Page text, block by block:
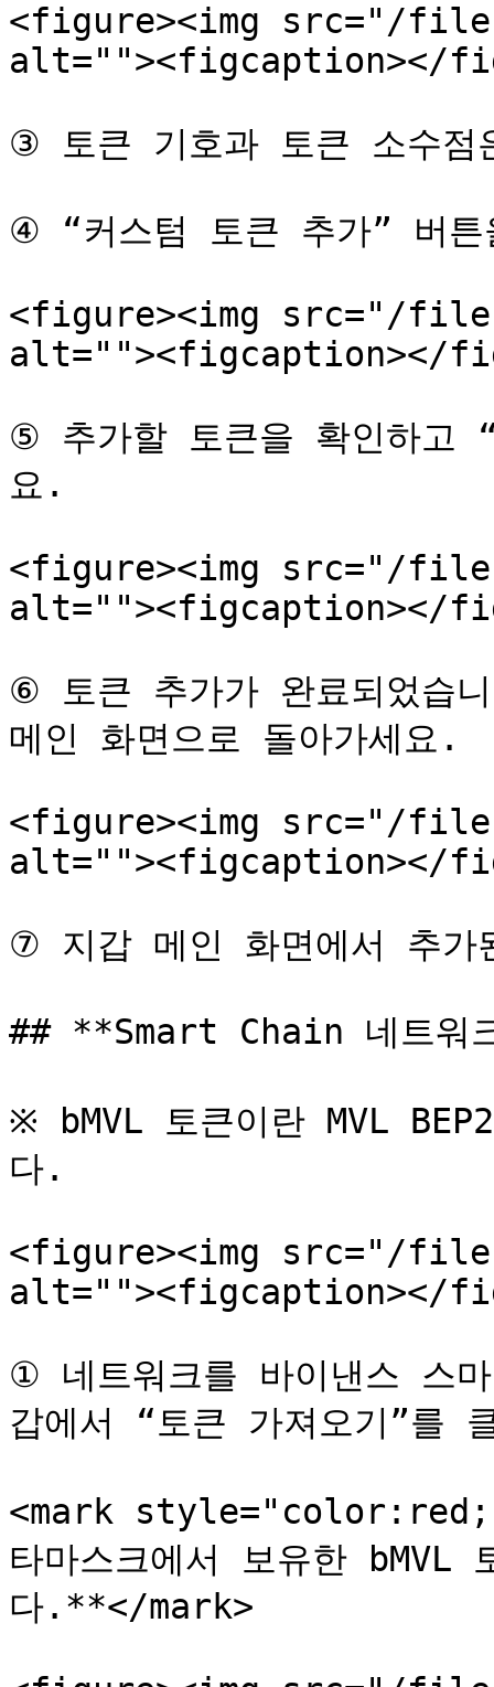
<figure><img src="/
alt=""><figcaption></
③ 토큰 기호과 토큰 소수점
④ “커스텀 토큰 추가” 버튼
<figure><img src="/files/
alt=""><figcaption></
⑤ 추가할 토큰을 확인하고
요.
<figure><img src="/
alt=""><figcaption></
⑥ 토큰 추가가 완료되었습
메인 화면으로 돌아가세요.
<figure><img src="/files/
alt=""><figcaption></
⑦ 지갑 메인 화면에서 추
## **Smart Chain 네트워
※ bMVL 토큰이란 MVL
다.
<figure><img src="/files/
alt=""><figcaption></
① 네트워크를 바이낸스 스
갑에서 “토큰 가져오기”를
<mark
타마스크에서 보유한 bMVL
다.**</mark>